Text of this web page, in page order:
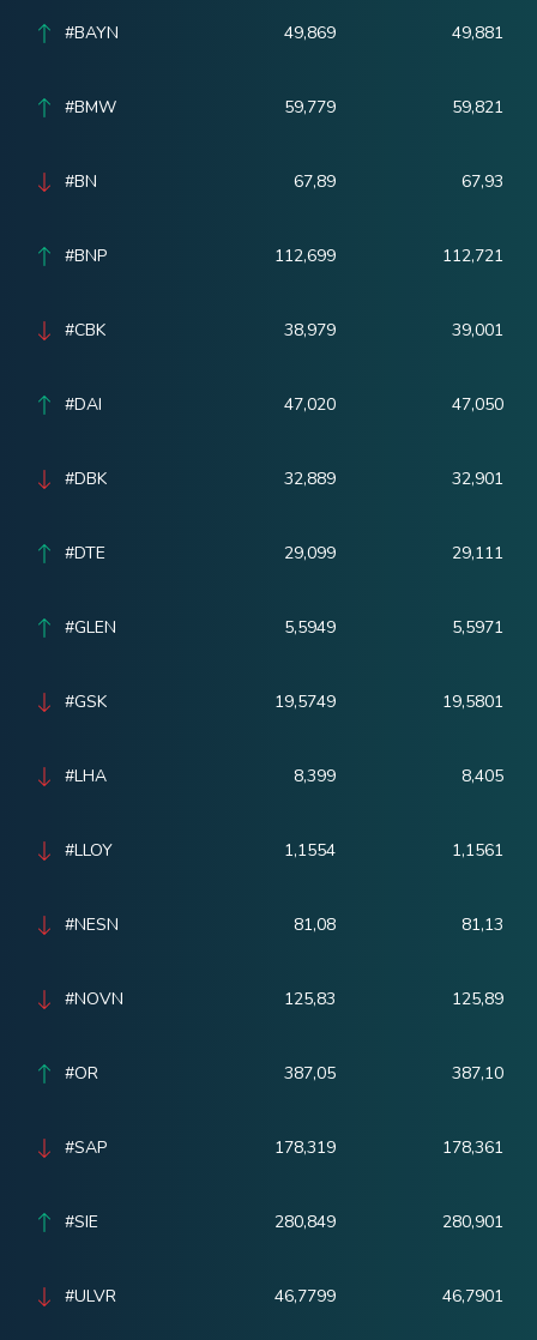
#BAYN 49,869 49,881
#BMW 59,779 59,821
#BN 67,89 67,93
#BNP 112,699 112,721
#CBK 38,979 39,001
#DAI 47,020 47,050
#DBK 32,889 32,901
#DTE 29,099 29,111
#GLEN 5,5949 5,5971
#GSK 19,5749 19,5801
#LHA 8,399 8,405
#LLOY 1,1554 1,1561
#NESN 81,08 81,13
#NOVN 125,83 125,89
#OR 387,05 387,10
#SAP 178,319 178,361
#SIE 280,849 280,901
#ULVR 46,7799 46,7901